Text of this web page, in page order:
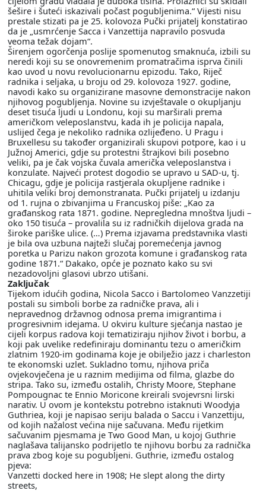
šešire i šuteći iskazivali počast pogubljenima.“ Vijesti nisu
prestale stizati pa je 25. kolovoza Pučki prijatelj konstatirao
da je „usmrćenje Sacca i Vanzettija napravilo posvuda
veoma težak dojam“.
Širenjem ogorčenja poslije spomenutog smaknuća, izbili su
neredi koji su se onovremenim promatračima isprva činili
kao uvod u novu revolucionarnu epizodu. Tako, Riječ
radnika i seljaka, u broju od 29. kolovoza 1927. godine,
navodi kako su organizirane masovne demonstracije nakon
njihovog pogubljenja. Novine su izvještavale o okupljanju
deset tisuća ljudi u Londonu, koji su marširali prema
američkom veleposlanstvu, kada ih je policija napala,
uslijed čega je nekoliko radnika ozlijeđeno. U Pragu i
Bruxellesu su također organizirali skupovi potpore, kao i u
Južnoj Americi, gdje su protestni štrajkovi bili posebno
veliki, pa je čak vojska čuvala američka veleposlanstva i
konzulate. Najveći protest dogodio se upravo u SAD-u, tj.
Chicagu, gdje je policija rastjerala okupljene radnike i
uhitila veliki broj demonstranata. Pučki prijatelj u izdanju
od 1. rujna o zbivanjima u Francuskoj piše: „Kao za
građanskog rata 1871. godine. Nepregledna mnoštva ljudi –
oko 150 tisuća – provalila su iz radničkih dijelova grada na
široke pariške ulice. (…) Prema izjavama predstavnika vlasti
je bila ova uzbuna najteži slučaj poremećenja javnog
poretka u Parizu nakon grozota komune i građanskog rata
godine 1871.“ Dakako, opće je poznato kako su svi
nezadovoljni glasovi ubrzo utišani.
Zaključak
Tijekom idućih godina, Nicola Sacco i Bartolomeo Vanzzetiji
postali su simboli borbe za radničke prava, ali i
nepravednog državnog odnosa prema imigrantima i
progresivnim idejama. U okviru kulture sjećanja nastao je
cijeli korpus radova koji tematiziraju njihov život i borbu, a
koji pak uvelike redefiniraju dominantu tezu o američkim
zlatnim 1920-im godinama koje je obilježio jazz i charleston
te ekonomski uzlet. Sukladno tomu, njihova priča
ovjekovječena je u raznim medijima od filma, glazbe do
stripa. Tako su, između ostalih, Christy Moore, Stephane
Pompougnac te Ennio Moricone kreirali svojevrsni lirski
narativ. U ovom je kontekstu potrebno istaknuti Woodyja
Guthriea, koji je napisao seriju balada o Saccu i Vanzettiju,
od kojih nažalost većina nije sačuvana. Među rijetkim
sačuvanim pjesmama je Two Good Man, u kojoj Guthrie
naglašava talijansko podrijetlo te njihovu borbu za radnička
prava zbog koje su pogubljeni. Guthrie, između ostalog
pjeva:
Vanzetti docked here in 1908; He slept along the dirty
streets,